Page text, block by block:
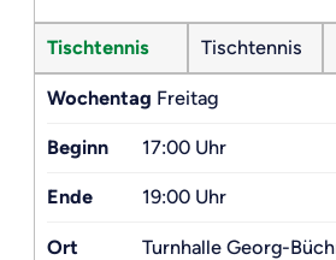
Tischtennis Tischtennis
Wochentag Freitag
Beginn 17:00 Uhr
Ende 19:00 Uhr
Ort Turnhalle Georg-